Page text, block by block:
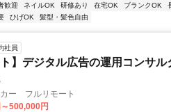
歓迎 ネイルOK 研修あり 在宅OK ブランクOK
ひげOK 髪型・髪色自由
社員
ト】デジタル広告の運用コンサ
ー フルリモート
500,000円